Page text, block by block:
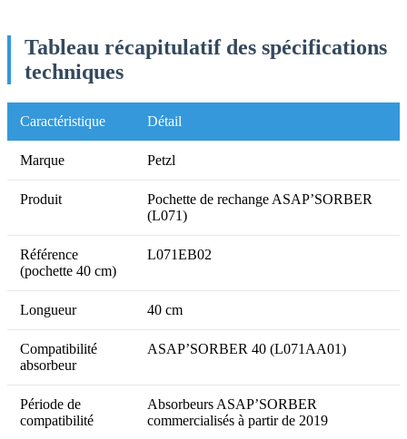
Tableau récapitulatif des spécifications
techniques
Caractéristique Détail
Marque Petzl
Produit
Pochette de rechange ASAP’SORBER
(L071)
Référence
(pochette 40 cm)
L071EB02
Longueur 40 cm
Compatibilité
absorbeur
ASAP’SORBER 40 (L071AA01)
Période de
compatibilité
Absorbeurs ASAP’SORBER
commercialisés à partir de 2019